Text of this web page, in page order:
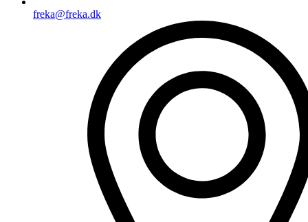
freka@freka.dk